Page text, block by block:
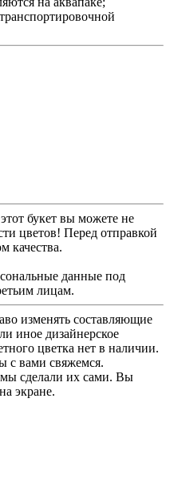
букет вы можете не
цветов! Перед отправкой
качества.
данные под
лицам.
изменять составляющие
иное дизайнерское
цветка нет в наличии.
с вами свяжемся.
сделали их сами. Вы
экране.